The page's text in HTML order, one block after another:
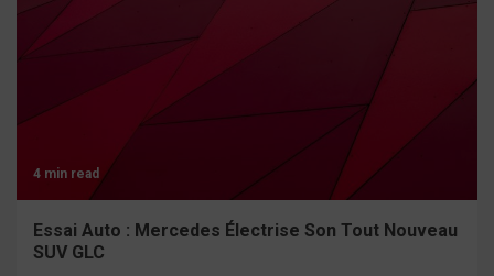
4 min read
Essai Auto : Mercedes Électrise Son Tout Nouveau
SUV GLC